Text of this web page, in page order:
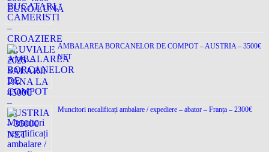
AMBALAREA BORCANELOR DE COMPOT – AUSTRIA – 3500€
NET
Muncitori necalificați ambalare / expediere – abator – Franța – 2300€